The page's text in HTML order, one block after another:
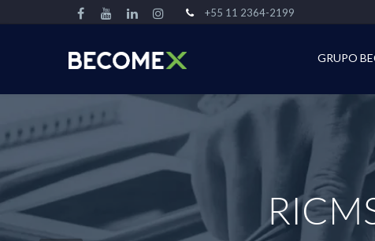
+55 11 2364-2199
GRUPO